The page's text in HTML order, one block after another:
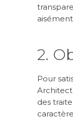
2.
Pour
des